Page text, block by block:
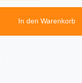
In den Warenkorb